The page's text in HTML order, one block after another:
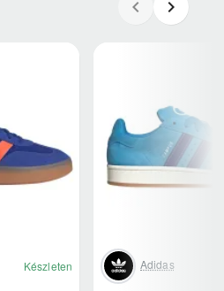
Készleten Adidas